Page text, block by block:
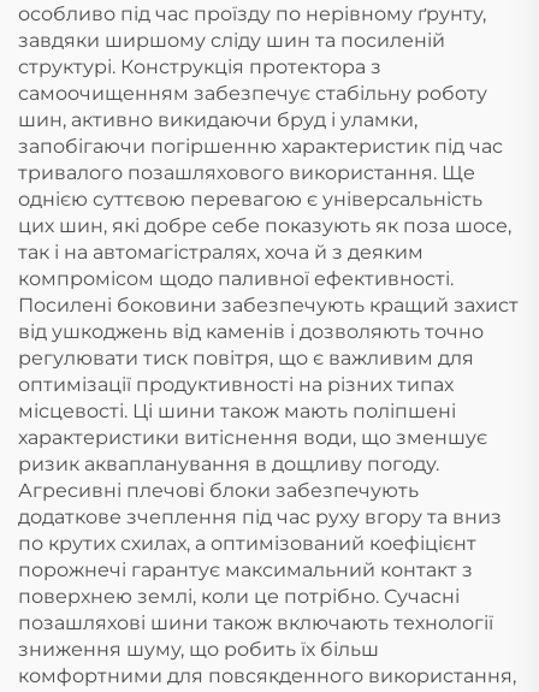
особливо під час проїзду по нерівному ґрунту,
завдяки ширшому сліду шин та посиленій
структурі. Конструкція протектора з
самоочищенням забезпечує стабільну роботу
шин, активно викидаючи бруд і уламки,
запобігаючи погіршенню характеристик під час
тривалого позашляхового використання. Ще
однією суттєвою перевагою є універсальність
цих шин, які добре себе показують як поза шосе,
так і на автомагістралях, хоча й з деяким
компромісом щодо паливної ефективності.
Посилені боковини забезпечують кращий захист
від ушкоджень від каменів і дозволяють точно
регулювати тиск повітря, що є важливим для
оптимізації продуктивності на різних типах
місцевості. Ці шини також мають поліпшені
характеристики витіснення води, що зменшує
ризик аквапланування в дощливу погоду.
Агресивні плечові блоки забезпечують
додаткове зчеплення під час руху вгору та вниз
по крутих схилах, а оптимізований коефіцієнт
порожнечі гарантує максимальний контакт з
поверхнею землі, коли це потрібно. Сучасні
позашляхові шини також включають технології
зниження шуму, що робить їх більш
комфортними для повсякденного використання,